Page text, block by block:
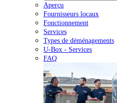
Aperçu
Fournisseurs locaux
Fonctionnement
Services
Types de déménagements
U-Box - Services
FAQ